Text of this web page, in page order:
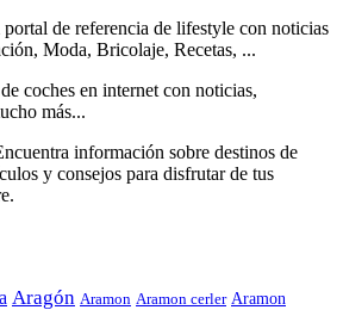
de referencia de lifestyle con noticias
Moda, Bricolaje, Recetas, ...
coches en internet con noticias,
más...
información sobre destinos de
y consejos para disfrutar de tus
Aragón Aramon Aramon cerler Aramon